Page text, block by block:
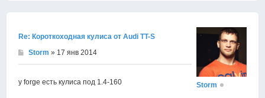
Re: Короткоходная кулиса от Audi TT-S
Storm » 17 янв 2014
у forge есть кулиса под 1.4-160 Storm